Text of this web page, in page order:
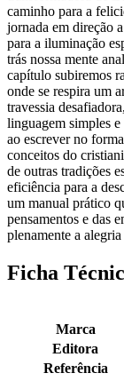
caminho para a
jornada em direção
para a iluminação
trás nossa mente
capítulo subiremos
onde se respira um
travessia
linguagem simples
ao escrever no
conceitos do
de outras tradições
eficiência para a
um manual prático
pensamentos e das
plenamente a
Ficha
Marca
Editora
Referência